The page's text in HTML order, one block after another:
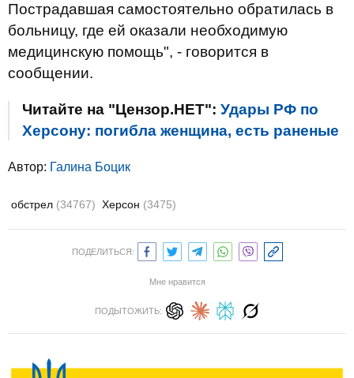
Пострадавшая самостоятельно обратилась в
больницу, где ей оказали необходимую
медицинскую помощь", - говорится в
сообщении.
Читайте на "Цензор.НЕТ": Удары РФ по
Херсону: погибла женщина, есть раненые
Автор: Галина Боцик
обстрел (34767) Херсон (3475)
ПОДЕЛИТЬСЯ:
Мне нравится
ПОДЫТОЖИТЬ: